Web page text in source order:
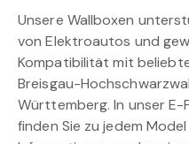
Unsere Wallboxen
von Elektroautos und
Kompatibilität mit
Breisgau-
Württemberg. In unser
finden Sie zu jedem